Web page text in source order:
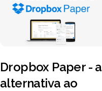
Dropbox Paper - a
alternativa ao